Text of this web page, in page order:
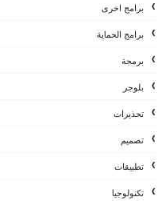
برامج اخرى
برامج الحماية
برمجة
بلوجر
تحذيرات
تصميم
تطبيقات
تكنولوجيا